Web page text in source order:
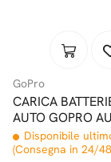
GoPro
CARICA
AUTO GOPRO
CHARGER
Disponibile
(Consegna in 24/